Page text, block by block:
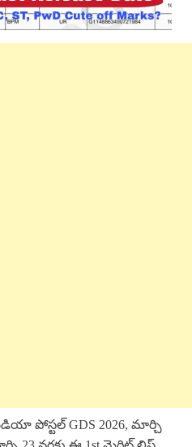
పోస్టల్ GDS 2026, మార్చి